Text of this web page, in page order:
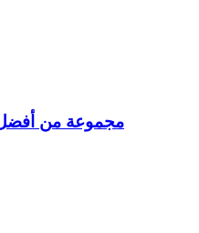
مجموعة من أفضل 10 ألعاب الجوال